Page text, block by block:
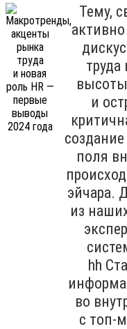
Тему,
и
поля
эйчара.
из
hh
во
с топ-